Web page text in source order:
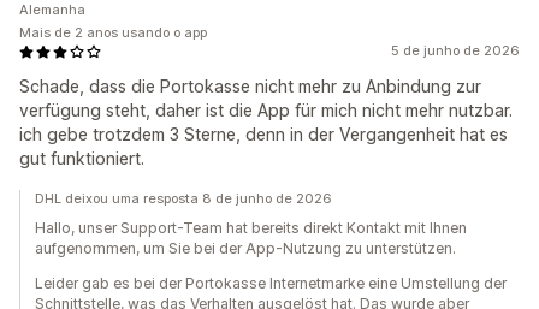
5 de junho de 2026
Schade, dass die Portokasse nicht mehr zu Anbindung zur
verfügung steht, daher ist die App für mich nicht mehr nutzbar.
ich gebe trotzdem 3 Sterne, denn in der Vergangenheit hat es
gut funktioniert.
Alemanha
Mais de 2 anos usando o app
DHL deixou uma resposta 8 de junho de 2026
Hallo, unser Support-Team hat bereits direkt Kontakt mit Ihnen
aufgenommen, um Sie bei der App-Nutzung zu unterstützen.
Leider gab es bei der Portokasse Internetmarke eine Umstellung der
Schnittstelle, was das Verhalten ausgelöst hat. Das wurde aber